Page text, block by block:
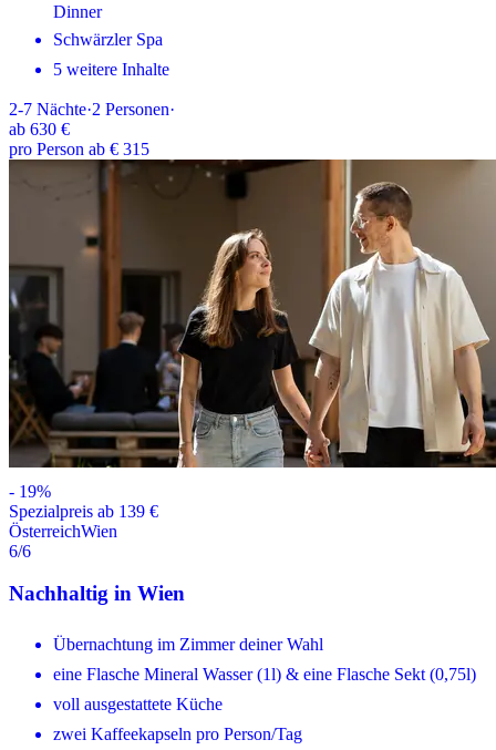
Dinner
Schwärzler Spa
5 weitere Inhalte
2-7 Nächte·2 Personen·
ab 630 €
pro Person ab € 315
- 19%
Spezialpreis ab 139 €
ÖsterreichWien
6/6
Nachhaltig in Wien
Übernachtung im Zimmer deiner Wahl
eine Flasche Mineral Wasser (1l) & eine Flasche Sekt (0,75l)
voll ausgestattete Küche
zwei Kaffeekapseln pro Person/Tag